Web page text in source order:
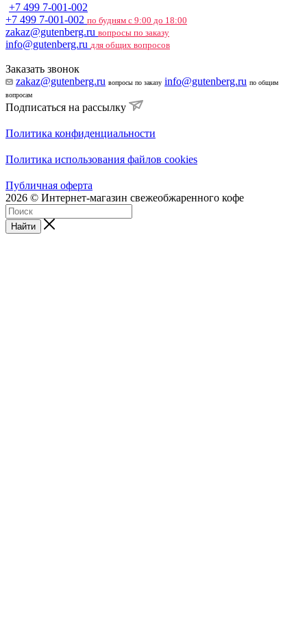
+7 499 7-001-002
+7 499 7-001-002 по будням с 9:00 до 18:00
zakaz@gutenberg.ru вопросы по заказу
info@gutenberg.ru для общих вопросов
Заказать звонок
zakaz@gutenberg.ru вопросы по заказу info@gutenberg.ru по общим
вопросам
Подписаться на рассылку
Политика конфиденциальности
Политика использования файлов cookies
Публичная оферта
2026 © Интернет-магазин свежеобжаренного кофе
Найти